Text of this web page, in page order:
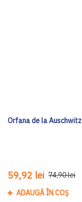
Orfana de la Auschwitz
59,92 lei 74,90 lei
ADAUGĂ ÎN COȘ